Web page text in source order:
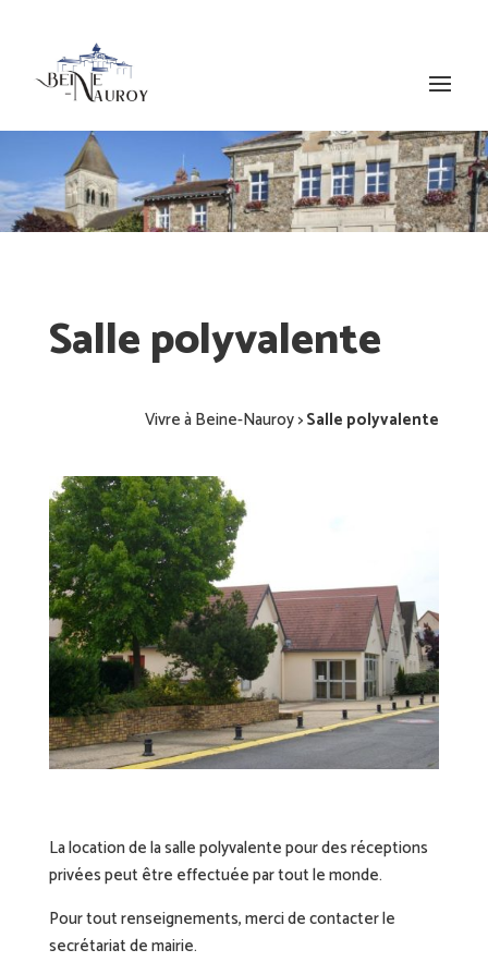
Salle polyvalente
Vivre à Beine-Nauroy>Salle polyvalente
La location de la salle polyvalente pour des réceptions
privées peut être effectuée par tout le monde.
Pour tout renseignements, merci de contacter le
secrétariat de mairie.